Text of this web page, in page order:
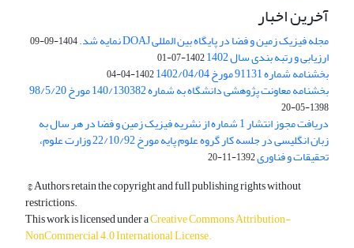
آخرین اخبار
مجله فیزیک زمین و فضا در پایگاه بین المللی DOAJ نمایه شد. 1404-09-09
ارزیابی و رتبه بندی سال 1402 1402-07-01
بخشنامه شماره 91131 مورخ 1402/04/04 1402-04-04
بخشنامه معاونت پژوهشی دانشگاه به شماره 140/130382 مورخ 98/5/20
1398-05-20
دریافت مجوز انتشار 1 شماره از نشریه فیزیک زمین و فضا در هر سال به
زبان انگلیسی در جلسه کار گروه علوم پایه مورخ 22/10/92 وزارت علوم،
تحقیقات و فناوری1392-11-20
© Authors retain the copyright and full publishing rights without
restrictions.
This work is licensed under aCreative Commons Attribution-
NonCommercial 4.0 International License.